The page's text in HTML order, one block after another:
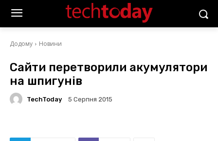
Додому Новини
Сайти перетворили акумулятори
на шпигунів
TechToday 5 Серпня 2015